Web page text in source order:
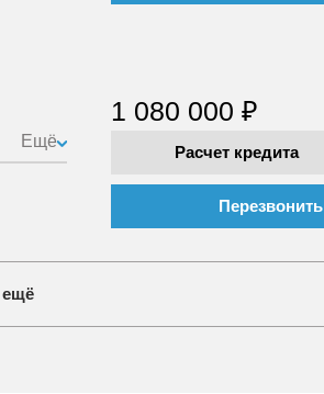
Ещё
1 080 000 ₽
Расчет кредита
Перезвонить
ещё